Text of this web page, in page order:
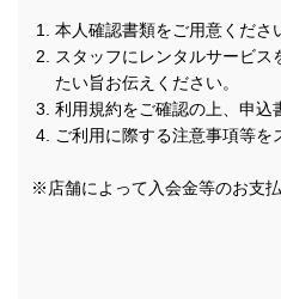
本人確認書類をご用意くださ
スタッフにレンタルサービス
たい旨お伝えください。
利用規約をご確認の上、申込
ご利用に際する注意事項等を
※店舗によって入会金等のお支